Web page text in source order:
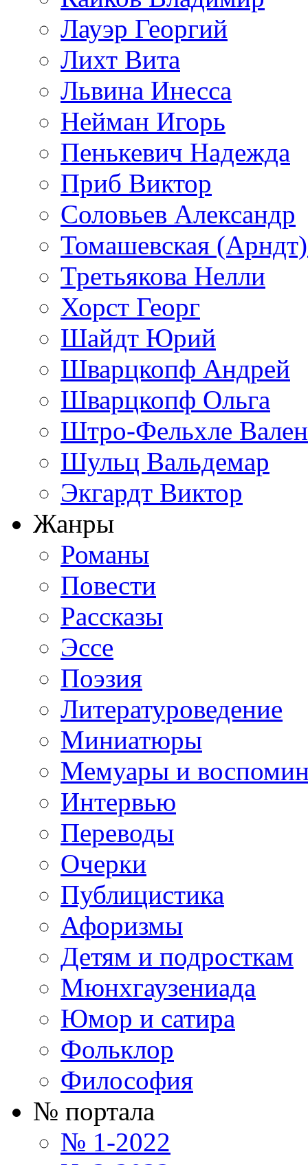
Лауэр Георгий
Лихт Вита
Львина Инесса
Нейман Игорь
Пенькевич Надежда
Приб Виктор
Соловьев Александр
Томашевская
Третьякова Нелли
Хорст Георг
Шайдт Юрий
Шварцкопф Андрей
Шварцкопф Ольга
Штро-Фельхле
Шульц Вальдемар
Экгардт Виктор
Жанры
Романы
Повести
Рассказы
Эссе
Поэзия
Литературоведение
Миниатюры
Мемуары и
Интервью
Переводы
Очерки
Публицистика
Афоризмы
Детям и подросткам
Мюнхгаузениада
Юмор и сатира
Фольклор
Философия
№ портала
№ 1-2022